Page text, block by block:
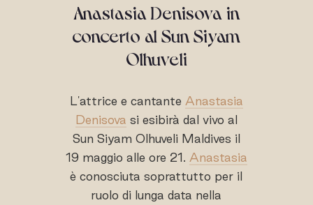
Anastasia Denisova in
concerto al Sun Siyam
Olhuveli
L'attrice e cantante Anastasia
Denisova si esibirà dal vivo al
Sun Siyam Olhuveli Maldives il
19 maggio alle ore 21. Anastasia
è conosciuta soprattutto per il
ruolo di lunga data nella